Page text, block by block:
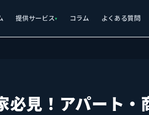
提供サービス コラム よくある質問
必見！アパート